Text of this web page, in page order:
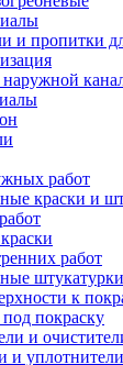
и пропитки
работ
краски и
работ
штукатурки
к
покраску
и
и уплотнители